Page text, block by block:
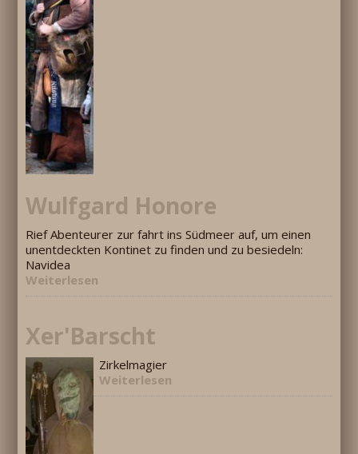
Wulfgard Honore
Rief Abenteurer zur fahrt ins Südmeer auf, um einen
unentdeckten Kontinet zu finden und zu besiedeln:
Navidea
Weiterlesen
Xer'Barscht
Zirkelmagier
Weiterlesen